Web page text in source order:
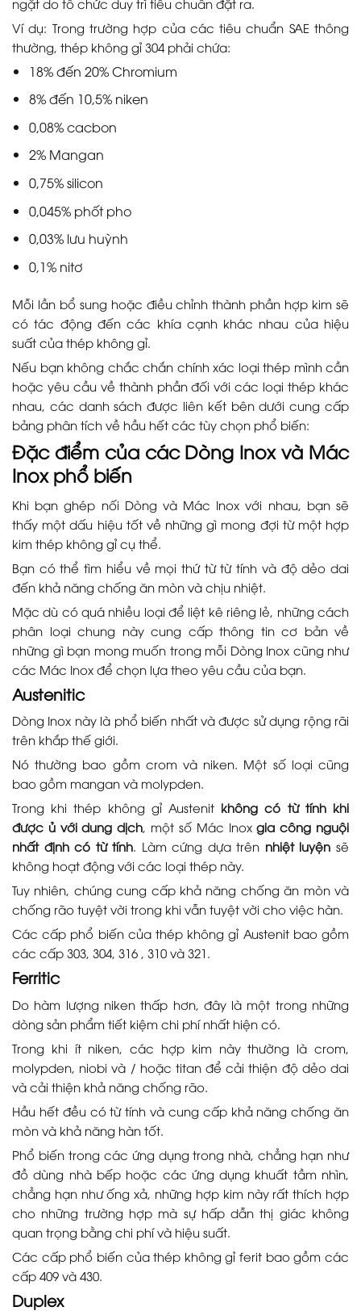
Ví dụ: Trong trường hợp của các tiêu chuẩn SAE thông
thường, thép không gỉ 304 phải chứa:
18% đến 20% Chromium
8% đến 10,5% niken
0,08% cacbon
2% Mangan
0,75% silicon
0,045% phốt pho
0,03% lưu huỳnh
0,1% nitơ
Mỗi lần bổ sung hoặc điều chỉnh thành phần hợp kim sẽ
có tác động đến các khía cạnh khác nhau của hiệu
suất của thép không gỉ.
Nếu bạn không chắc chắn chính xác loại thép mình cần
hoặc yêu cầu về thành phần đối với các loại thép khác
nhau, các danh sách được liên kết bên dưới cung cấp
bảng phân tích về hầu hết các tùy chọn phổ biến:
Đặc điểm của các Dòng Inox và Mác
Inox phổ biến
Khi bạn ghép nối Dòng và Mác Inox với nhau, bạn sẽ
thấy một dấu hiệu tốt về những gì mong đợi từ một hợp
kim thép không gỉ cụ thể.
Bạn có thể tìm hiểu về mọi thứ từ từ tính và độ dẻo dai
đến khả năng chống ăn mòn và chịu nhiệt.
Mặc dù có quá nhiều loại để liệt kê riêng lẻ, những cách
phân loại chung này cung cấp thông tin cơ bản về
những gì bạn mong muốn trong mỗi Dòng Inox cũng như
các Mác Inox để chọn lựa theo yêu cầu của bạn.
Austenitic
Dòng Inox này là phổ biến nhất và được sử dụng rộng rãi
trên khắp thế giới.
Nó thường bao gồm crom và niken. Một số loại cũng
bao gồm mangan và molypden.
Trong khi thép không gỉ Austenit không có từ tính khi
được ủ với dung dịch, một số Mác Inoxgia công nguội
nhất định có từ tính. Làm cứng dựa trên nhiệt luyện sẽ
không hoạt động với các loại thép này.
Tuy nhiên, chúng cung cấp khả năng chống ăn mòn và
chống rão tuyệt vời trong khi vẫn tuyệt vời cho việc hàn.
Các cấp phổ biến của thép không gỉ Austenit bao gồm
các cấp 303, 304, 316 , 310 và 321.
Ferritic
Do hàm lượng niken thấp hơn, đây là một trong những
dòng sản phẩm tiết kiệm chi phí nhất hiện có.
Trong khi ít niken, các hợp kim này thường là crom,
molypden, niobi và / hoặc titan để cải thiện độ dẻo dai
và cải thiện khả năng chống rão.
Hầu hết đều có từ tính và cung cấp khả năng chống ăn
mòn và khả năng hàn tốt.
Phổ biến trong các ứng dụng trong nhà, chẳng hạn như
đồ dùng nhà bếp hoặc các ứng dụng khuất tầm nhìn,
chẳng hạn như ống xả, những hợp kim này rất thích hợp
cho những trường hợp mà sự hấp dẫn thị giác không
quan trọng bằng chi phí và hiệu suất.
Các cấp phổ biến của thép không gỉ ferit bao gồm các
cấp 409 và 430.
Duplex